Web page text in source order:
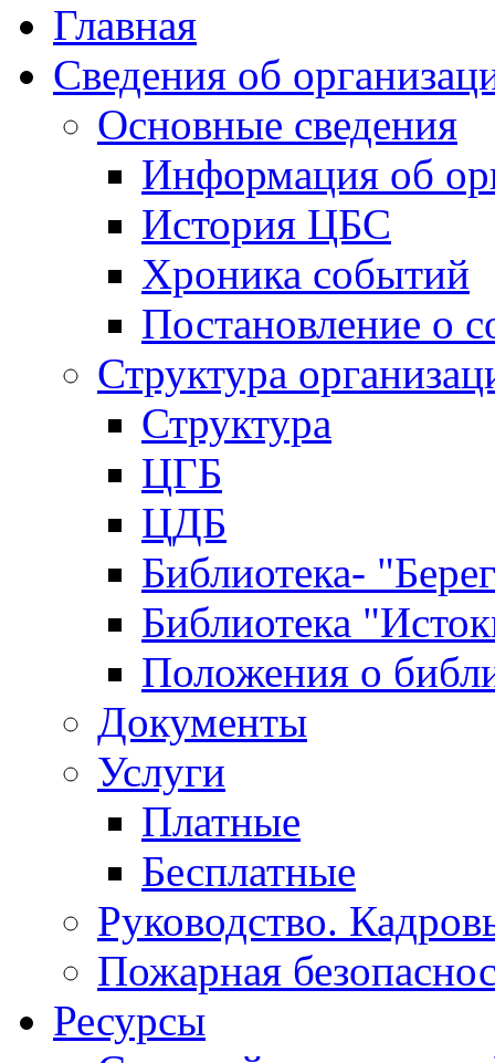
Главная
Сведения об
Основные сведения
Информация об
История ЦБС
Хроника событий
Постановление о
Структура
Структура
ЦГБ
ЦДБ
Библиотека-
Библиотека
Положения о
Документы
Услуги
Платные
Бесплатные
Руководство.
Пожарная
Ресурсы